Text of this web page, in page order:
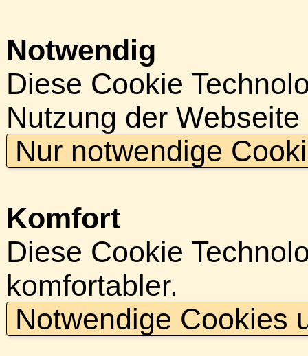
Notwendig
Diese Cookie
Nutzung der
Nur notwendige
Komfort
Diese Cookie
komfortabler.
Notwendige Cookies